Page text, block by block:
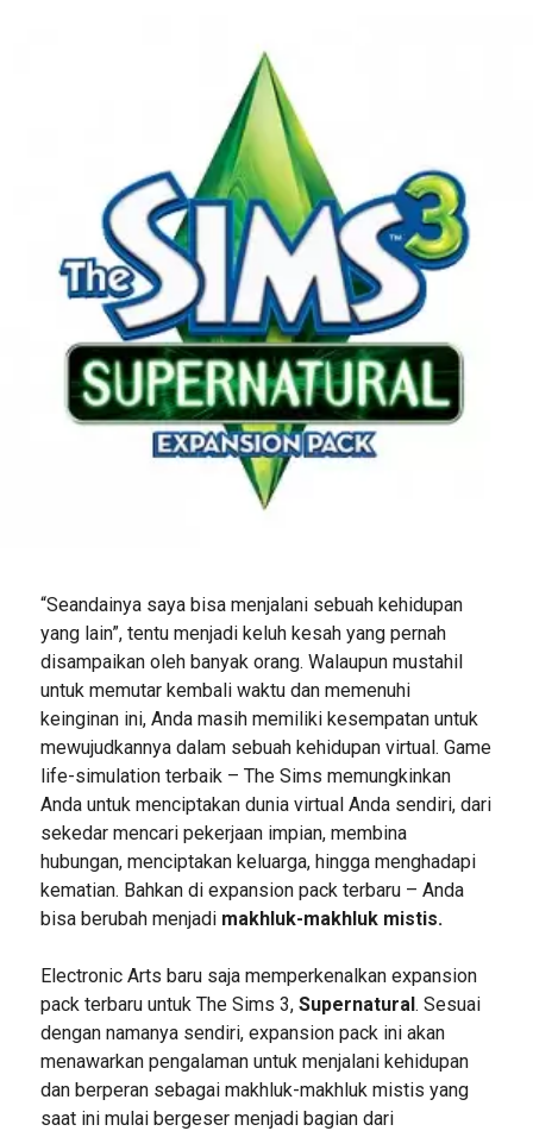
“Seandainya saya bisa menjalani sebuah kehidupan
yang lain”, tentu menjadi keluh kesah yang pernah
disampaikan oleh banyak orang. Walaupun mustahil
untuk memutar kembali waktu dan memenuhi
keinginan ini, Anda masih memiliki kesempatan untuk
mewujudkannya dalam sebuah kehidupan virtual. Game
life-simulation terbaik – The Sims memungkinkan
Anda untuk menciptakan dunia virtual Anda sendiri, dari
sekedar mencari pekerjaan impian, membina
hubungan, menciptakan keluarga, hingga menghadapi
kematian. Bahkan di expansion pack terbaru – Anda
bisa berubah menjadi makhluk-makhluk mistis.
Electronic Arts baru saja memperkenalkan expansion
pack terbaru untuk The Sims 3,Supernatural. Sesuai
dengan namanya sendiri, expansion pack ini akan
menawarkan pengalaman untuk menjalani kehidupan
dan berperan sebagai makhluk-makhluk mistis yang
saat ini mulai bergeser menjadi bagian dari